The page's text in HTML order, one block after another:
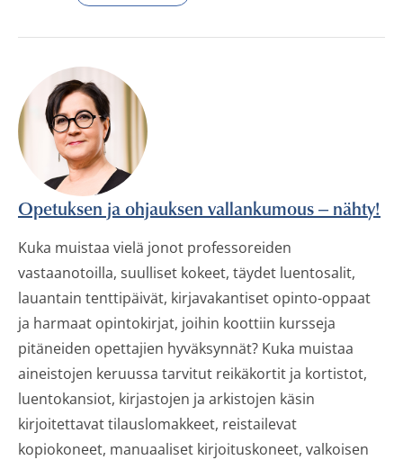
Opetuksen ja ohjauksen vallankumous ‒ nähty!
Kuka muistaa vielä jonot professoreiden
vastaanotoilla, suulliset kokeet, täydet luentosalit,
lauantain tenttipäivät, kirjavakantiset opinto-oppaat
ja harmaat opintokirjat, joihin koottiin kursseja
pitäneiden opettajien hyväksynnät? Kuka muistaa
aineistojen keruussa tarvitut reikäkortit ja kortistot,
luentokansiot, kirjastojen ja arkistojen käsin
kirjoitettavat tilauslomakkeet, reistailevat
kopiokoneet, manuaaliset kirjoituskoneet, valkoisen